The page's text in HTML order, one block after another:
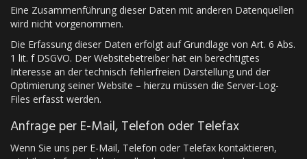
Eine Zusammenführung dieser Daten mit anderen Datenquellen
wird nicht vorgenommen.
Die Erfassung dieser Daten erfolgt auf Grundlage von Art. 6 Abs.
1 lit. f DSGVO. Der Websitebetreiber hat ein berechtigtes
Interesse an der technisch fehlerfreien Darstellung und der
Optimierung seiner Website – hierzu müssen die Server-Log-
Files erfasst werden.
Anfrage per E-Mail, Telefon oder Telefax
Wenn Sie uns per E-Mail, Telefon oder Telefax kontaktieren,